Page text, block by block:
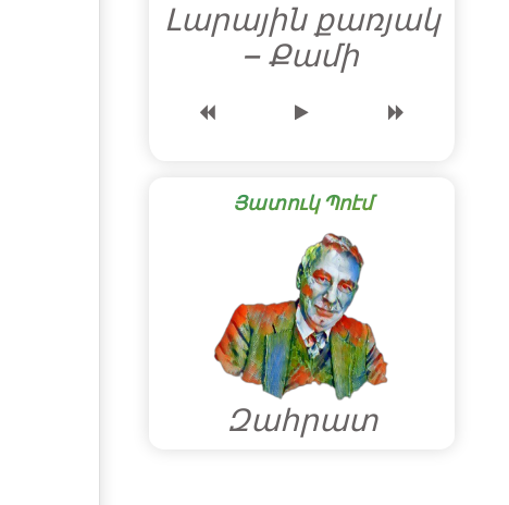
Լարային քառյակ
– Քամի
Յատուկ Պոէմ
Զահրատ